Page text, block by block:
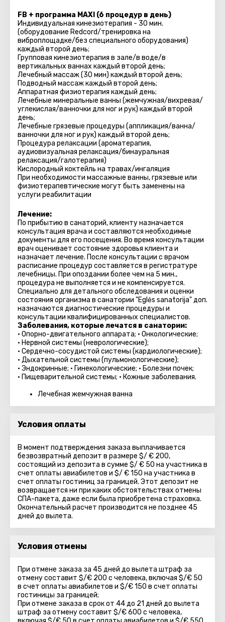
FB + программа MAXI (6 процедур в день)
Индивидуальная кинезиотерапия - 30 мин.
(оборудование Redcord/тренировка на
виброплощадке/без специального оборудования)
каждый второй день;
Групповая кинезиотерапия в зале/в воде/в
вертикальных ваннах каждый второй день;
Лечебный массаж (30 мин) каждый второй день;
Подводный массаж каждый второй день;
Аппаратная физиотерапия каждый день;
Лечебные минеральные ванны (жемчужная/вихревая/
углекислая/ванночки для ног и рук) каждый второй
день;
Лечебные грязевые процедуры (аппликация/ванна/
ванночки для ног и рук) каждый второй день;
Процедура релаксации (ароматерапия,
аудиовизуальная релаксация/бинауральная
релаксация/галотерапия)
Кислородный коктейль на травах/ингаляция
При необходимости массажные ванны, грязевые или
физиотерапевтические могут быть заменены на
услуги реабилитации
Лечение:
По прибытию в санаторий, клиенту назначается
консультация врача и составляются необходимые
документы для его посещения. Во время консультации
врач оценивает состояние здоровья клиента и
назначает лечение. После консультации с врачом
расписание процедур составляется в регистратуре
лечебницы. При опоздании более чем на 5 мин.,
процедура не выполняется и не компенсируется.
Специально для детального обследования и оценки
состояния организма в санатории "Eglės sanatorija" доп.
назначаются диагностические процедуры и
консультации квалифицированных специалистов.
Заболевания, которые лечатся в санатории:
• Опорно-двигательного аппарата; • Онкологические;
• Нервной системы (неврологические);
• Сердечно-сосудистой системы (кардиологические);
• Дыхательной системы (пульмонологические);
• Эндокринные; • Гинекологические; • Болезни почек;
• Пищеварительной системы; • Кожные заболевания.
Лечебная жемчужная ванна
Условия оплаты
В момент подтверждения заказа выплачивается
безвозвратный депозит в размере $/ € 200,
состоящий из депозита в сумме $/ € 50 на участника в
счет оплаты авиабилетов и $/ € 150 на участника в
счет оплаты гостиниц за границей. Этот депозит не
возвращается ни при каких обстоятельствах отмены
СПА-пакета, даже если была приобретена страховка.
Окончательный расчет производится не позднее 45
дней до вылета.
Условия отмены
При отмене заказа за 45 дней до вылета штраф за
отмену составит $/€ 200 с человека, включая $/€ 50
в счет оплаты авиабилетов и $/€ 150 в счет оплаты
гостиницы за границей;
При отмене заказа в срок от 44 до 21 дней до вылета
штраф за отмену составит $/€ 600 с человека,